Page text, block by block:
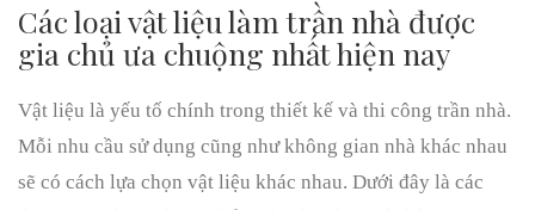
Các loại vật liệu làm trần nhà được
gia chủ ưa chuộng nhất hiện nay
Vật liệu là yếu tố chính trong thiết kế và thi công trần nhà.
Mỗi nhu cầu sử dụng cũng như không gian nhà khác nhau
sẽ có cách lựa chọn vật liệu khác nhau. Dưới đây là các